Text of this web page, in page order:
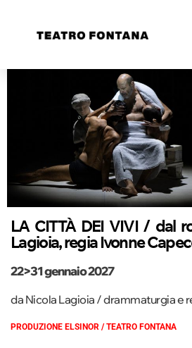
LA CITTÀ DEI VIVI / dal
Lagioia, regia Ivonne
22>31 gennaio 2027
da Nicola Lagioia / drammaturgia e
PRODUZIONE ELSINOR / TEATRO FONTANA